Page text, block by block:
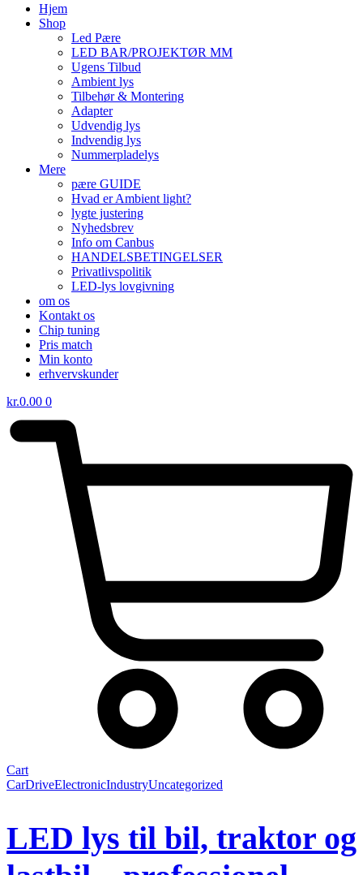
Hjem
Shop
Led Pære
LED BAR/PROJEKTØR MM
Ugens Tilbud
Ambient lys
Tilbehør & Montering
Adapter
Udvendig lys
Indvendig lys
Nummerpladelys
Mere
pære GUIDE
Hvad er Ambient light?
lygte justering
Nyhedsbrev
Info om Canbus
HANDELSBETINGELSER
Privatlivspolitik
LED-lys lovgivning
om os
Kontakt os
Chip tuning
Pris match
Min konto
erhvervskunder
kr.0.00 0
Cart
CarDriveElectronicIndustryUncategorized
LED lys til bil, traktor og